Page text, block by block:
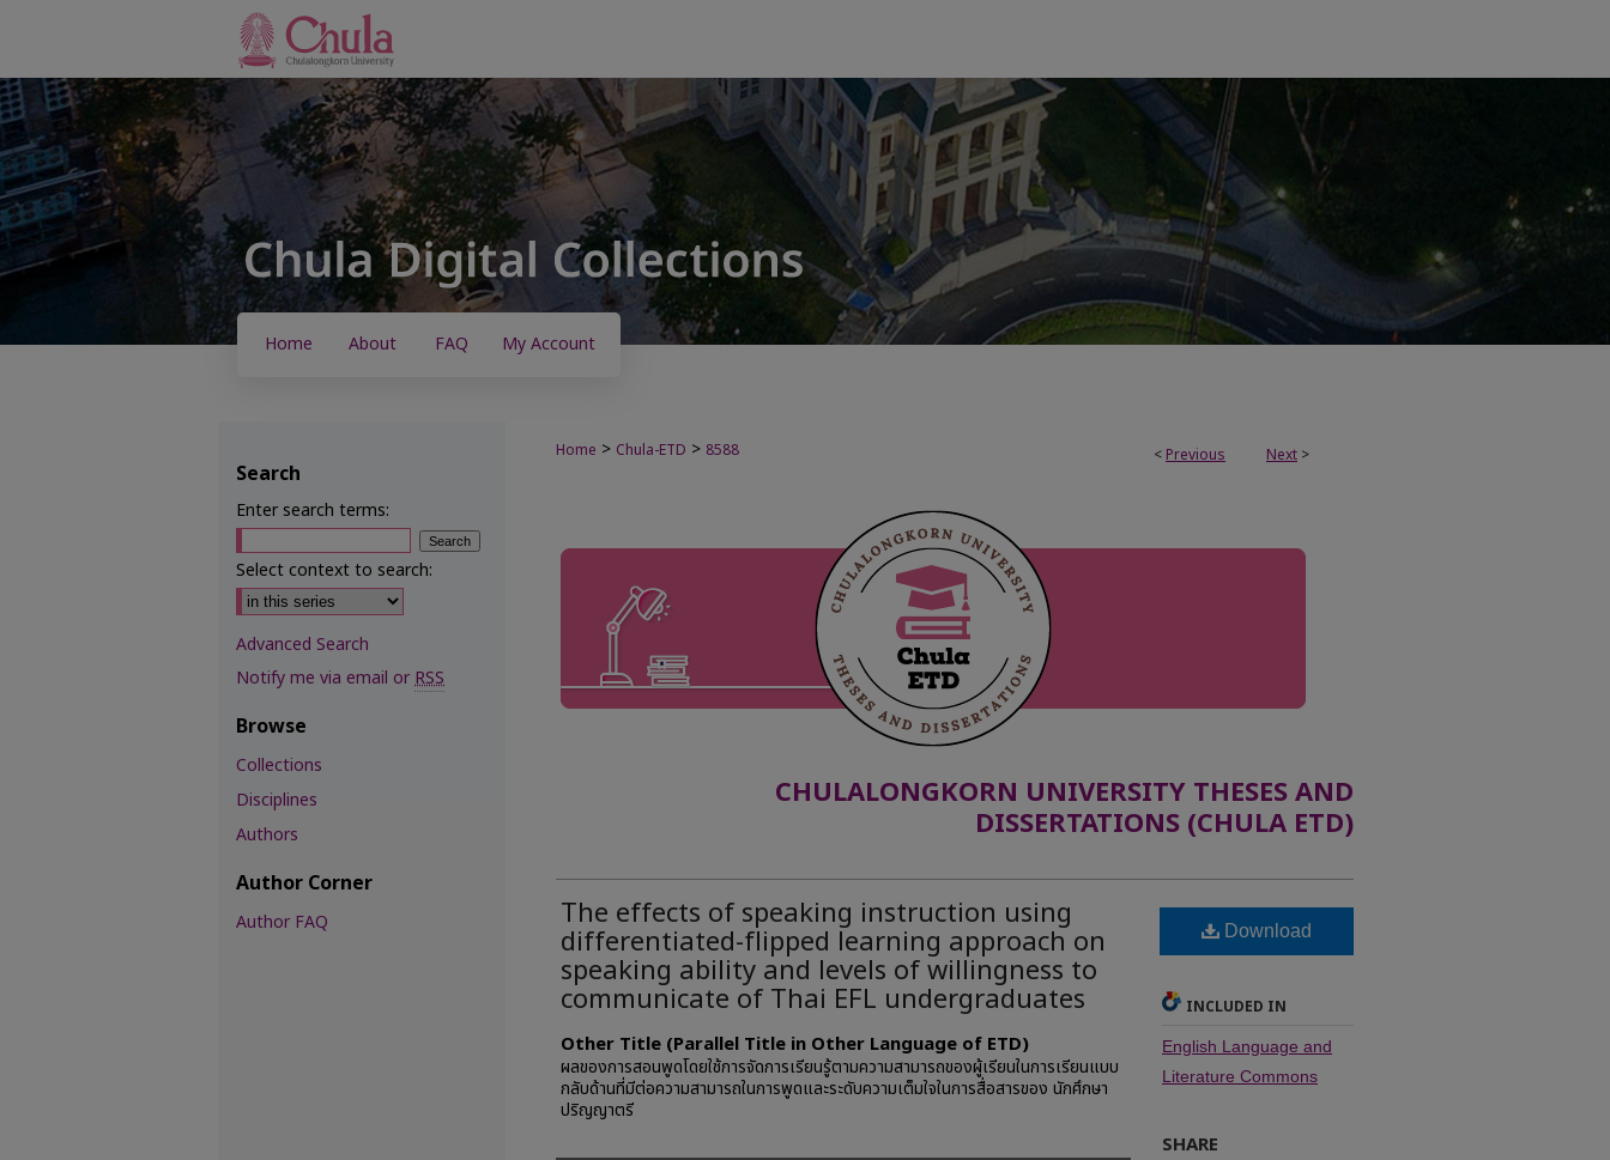
Home About FAQ My Account
< Previous Next >
Home > Chula-ETD > 8588
CHULALONGKORN UNIVERSITY THESES AND
DISSERTATIONS (CHULA ETD)
The effects of speaking instruction using
differentiated-flipped learning approach on
speaking ability and levels of willingness to
communicate of Thai EFL undergraduates
Other Title (Parallel Title in Other Language of ETD)
ผลของการสอนพูดโดยใช้การจัดการเรียนรู้ตามความสามารถของผู้เรียนในการเรียนแบบ
กลับด้านที่มีต่อความสามารถในการพูดและระดับความเต็มใจในการสื่อสารของ นักศึกษา
ปริญญาตรี
Download
INCLUDED IN
English Language and
Literature Commons
SHARE
Search
Enter search terms:
Select context to search:
Advanced Search
Notify me via email orRSS
Browse
Collections
Disciplines
Authors
Author Corner
Author FAQ